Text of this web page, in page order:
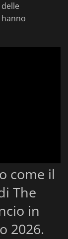
hanno
come il
The
in
2026.